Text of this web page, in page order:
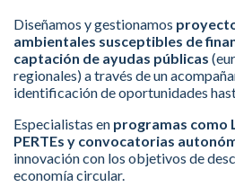
Diseñamos y gestionamos
ambientales susceptibles de
captación de ayudas públicas
regionales) a través de un
identificación de oportunidades
Especialistas en programas como
PERTEs y convocatorias
innovación con los objetivos de
economía circular.